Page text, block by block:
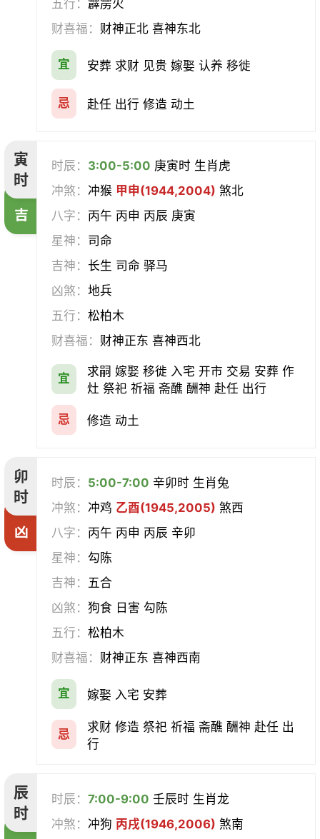
求医 治病 安机械
会亲友 伐木 架马
入学 结网 安碓硙
断蚁 归岫 修坟
破土 安葬 立碑
除服
修墓
五行：霹雳火
财喜福： 财神正北 喜神东北
宜 安葬 求财 见贵 嫁娶 认养 移徙
忌 赴任 出行 修造 动土
寅
时
吉
时辰： 3:00-5:00 庚寅时 生肖虎
冲煞：冲猴 甲申(1944,2004) 煞北
八字： 丙午 丙申 丙辰 庚寅
星神： 司命
吉神： 长生 司命 驿马
凶煞：地兵
五行：松柏木
财喜福： 财神正东 喜神西北
宜
求嗣 嫁娶 移徙 入宅 开市 交易 安葬 作
灶 祭祀 祈福 斋醮 酬神 赴任 出行
忌 修造 动土
卯
时
凶
时辰： 5:00-7:00 辛卯时 生肖兔
冲煞：冲鸡 乙酉(1945,2005) 煞西
八字： 丙午 丙申 丙辰 辛卯
星神： 勾陈
吉神： 五合
凶煞：狗食 日害 勾陈
五行：松柏木
财喜福： 财神正东 喜神西南
宜 嫁娶 入宅 安葬
忌
求财 修造 祭祀 祈福 斋醮 酬神 赴任 出
行
辰
时
时辰：7:00-9:00 壬辰时 生肖龙
冲煞：冲狗 丙戌(1946,2006) 煞南